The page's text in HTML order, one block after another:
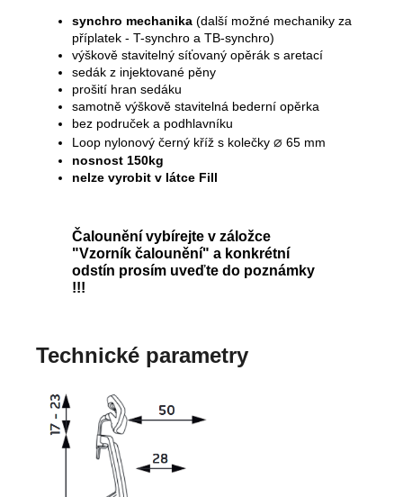
synchro mechanika (další možné mechaniky za
příplatek - T-synchro a TB-synchro)
výškově stavitelný síťovaný opěrák s aretací
sedák z injektované pěny
prošití hran sedáku
samotně výškově stavitelná bederní opěrka
bez područek a podhlavníku
Loop nylonový černý kříž s kolečky ⌀ 65 mm
nosnost 150kg
nelze vyrobit v látce Fill
Čalounění vybírejte v záložce
"Vzorník čalounění" a konkrétní
odstín prosím uveďte do poznámky
!!!
Technické parametry